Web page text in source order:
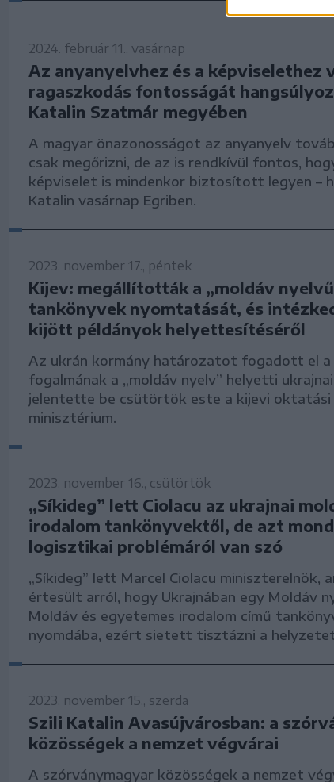
2024. február 11., vasárnap
Az anyanyelvhez és a képviselethez
ragaszkodás fontosságát
Katalin Szatmár megyében
A magyar önazonosságot az anyanyelv
csak megőrizni, de az is rendkívül fontos,
képviselet is mindenkor biztosított legyen –
Katalin vasárnap Egriben.
2023. november 17., péntek
Kijev: megállították a „moldáv
tankönyvek nyomtatását, és
kijött példányok helyettesítéséről
Az ukrán kormány határozatot fogadott el a
fogalmának a „moldáv nyelv” helyetti
jelentette be csütörtök este a kijevi oktatási
minisztérium.
2023. november 16., csütörtök
„Síkideg” lett Ciolacu az ukrajnai
irodalom tankönyvektől, de azt
logisztikai problémáról van szó
„Síkideg” lett Marcel Ciolacu miniszterelnök,
értesült arról, hogy Ukrajnában egy Moldáv
Moldáv és egyetemes irodalom című
nyomdába, ezért sietett tisztázni a
2023. november 15., szerda
Szili Katalin Avasújvárosban: a
közösségek a nemzet végvárai
A szórványmagyar közösségek a nemzet